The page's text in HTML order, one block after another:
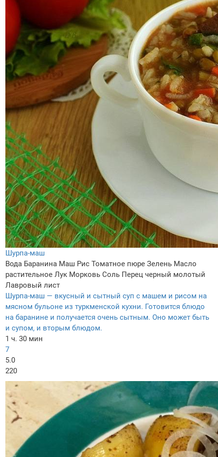
Шурпа-маш
Вода Баранина Маш Рис Томатное пюре Зелень Масло
растительное Лук Морковь Соль Перец черный молотый
Лавровый лист
Шурпа-маш — вкусный и сытный суп с машем и рисом на
мясном бульоне из туркменской кухни. Готовится блюдо
на баранине и получается очень сытным. Оно может быть
и супом, и вторым блюдом.
1 ч. 30 мин
7
5.0
220